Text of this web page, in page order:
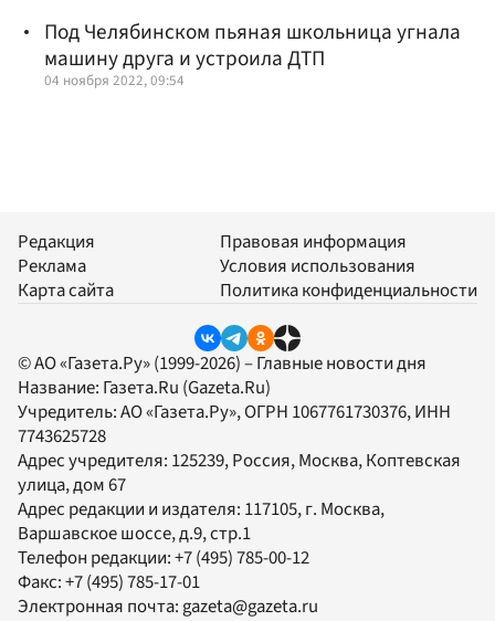
Под Челябинском пьяная школьница угнала
машину друга и устроила ДТП
04 ноября 2022, 09:54
Редакция
Реклама
Карта сайта
Правовая информация
Условия использования
Политика конфиденциальности
© АО «Газета.Ру» (1999-2026) – Главные новости дня
Название: Газета.Ru (Gazeta.Ru)
Учредитель:АО «Газета.Ру», ОГРН 1067761730376, ИНН
7743625728
Адрес учредителя: 125239, Россия, Москва, Коптевская
улица, дом 67
Адрес редакции и издателя: 117105, г. Москва,
Варшавское шоссе, д.9, стр.1
Телефон редакции:+7 (495) 785-00-12
Факс:+7 (495) 785-17-01
Электронная почта: gazeta@gazeta.ru